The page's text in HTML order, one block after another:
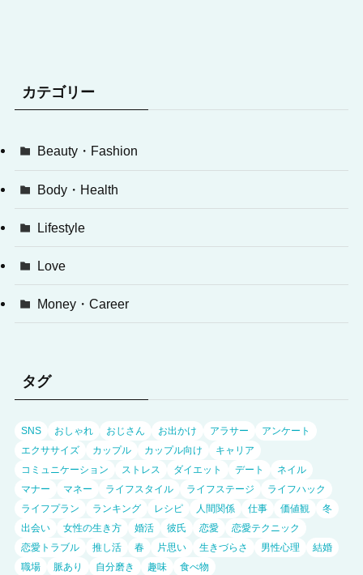
カテゴリー
Beauty・Fashion
Body・Health
Lifestyle
Love
Money・Career
タグ
SNS おしゃれ おじさん お出かけ アラサー
アンケート
エクササイズ
カップル カップル向け
キャリア
コミュニケーション
ストレス ダイエット デート
ネイル
マナー
マネー ライフスタイル ライフステージ
ライフハック
ライフプラン
ランキング レシピ 人間関係 仕事 価値観
冬
出会い
女性の生き方 婚活 彼氏 恋愛
恋愛テクニック
恋愛トラブル
推し活 春 片思い 生きづらさ 男性心理
結婚
職場
脈あり 自分磨き 趣味 食べ物